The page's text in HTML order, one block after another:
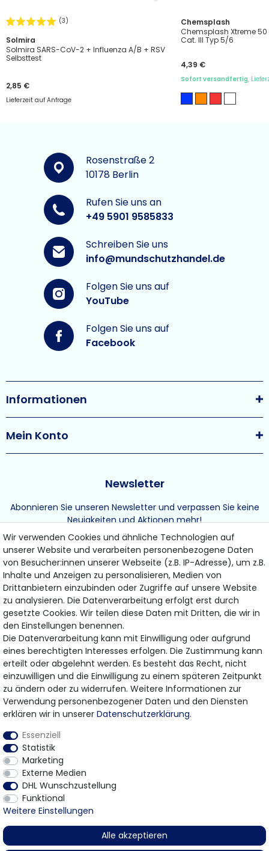
(3)
Solmira
Solmira SARS-CoV-2 + Influenza A/B + RSV
Selbsttest
2,85 €
Lieferzeit auf Anfrage
Chemsplash
Chemsplash Xtreme
Cat. III Typ 5/6
4,39 €
Sofort versandfertig,
Rosenstraße 2
10178 Berlin
Rufen Sie uns an
+49 5901 9585833
Schreiben Sie uns
info@mundschutzhandel.de
Folgen Sie uns auf
YouTube
Folgen Sie uns auf
Facebook
Newsletter
Abonnieren Sie unseren Newsletter und verpassen Sie keine
Neuigkeiten und Aktionen mehr!
ABONNIEREN
Hiermit bestätige ich, dass ich die Daten­schutz­erklärung
gelesen habe.
Meine Einwilligung kann ich jederzeit widerrufen.
Informationen
Mein Konto
Bezahlung & Versand
* Gilt für Lieferungen innerhalb Deutschlands
© 2026 Gomer Trading GmbH / Alle Rechte vorbehalten.
Wir verwenden Cookies und ähnliche Technologien auf
unserer Website und verarbeiten personenbezogene Daten
von Besucher:innen unserer Webseite (z.B. IP-Adresse), um z.B.
Inhalte und Anzeigen zu personalisieren, Medien von
Drittanbietern einzubinden oder Zugriffe auf unsere Website
zu analysieren. Die Datenverarbeitung erfolgt erst durch
gesetzte Cookies. Wir teilen diese Daten mit Dritten, die wir in
den Einstellungen benennen.
Die Datenverarbeitung kann mit Einwilligung oder aufgrund
eines berechtigten Interesses erfolgen. Die Zustimmung kann
erteilt oder abgelehnt werden. Es besteht das Recht, nicht
einzuwilligen und die Einwilligung zu einem späteren Zeitpunkt
zu ändern oder zu widerrufen. Weitere Informationen zur
Verwendung personenbezogener Daten und den Diensten
erklären wir in unserer Daten­schutz­erklärung.
Essenziell
Statistik
Marketing
Externe Medien
DHL Wunschzustellung
Funktional
Weitere Einstellungen
Alle akzeptieren